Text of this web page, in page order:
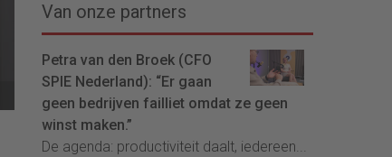
Van onze partners
Petra van den Broek (CFO
SPIE Nederland): “Er gaan
geen bedrijven failliet omdat ze geen
winst maken.”
De agenda: productiviteit daalt, iedereen...